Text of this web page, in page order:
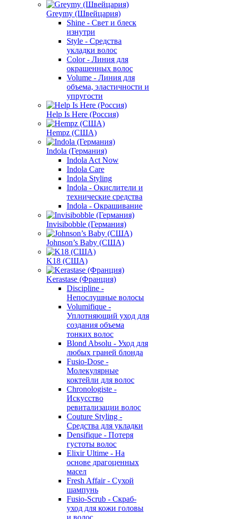
Greymy (Швейцария)
Shine - Свет и блеск
изнутри
Style - Средства
укладки волос
Color - Линия для
окрашенных волос
Volume - Линия для
объема, эластичности и
упругости
Help Is Here (Россия)
Hempz (США)
Indola (Германия)
Indola Act Now
Indola Care
Indola Styling
Indola - Окислители и
технические средства
Indola - Окрашивание
Invisibobble (Германия)
Johnson’s Baby (США)
K18 (США)
Kerastase (Франция)
Discipline -
Непослушные волосы
Volumifique -
Уплотняющий уход для
создания объема
тонких волос
Blond Absolu - Уход для
любых граней блонда
Fusio-Dose -
Молекулярные
коктейли для волос
Chronologiste -
Искусство
ревитализации волос
Couture Styling -
Средства для укладки
Densifique - Потеря
густоты волос
Elixir Ultime - На
основе драгоценных
масел
Fresh Affair - Сухой
шампунь
Fusio-Scrub - Скраб-
уход для кожи головы
и волос